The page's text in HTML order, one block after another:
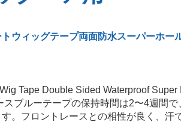
ウィッグテープ両面防水スーパーホ
スブルーテープの保持時間は2〜4週間
。フロントレースとの相性が良く、汗